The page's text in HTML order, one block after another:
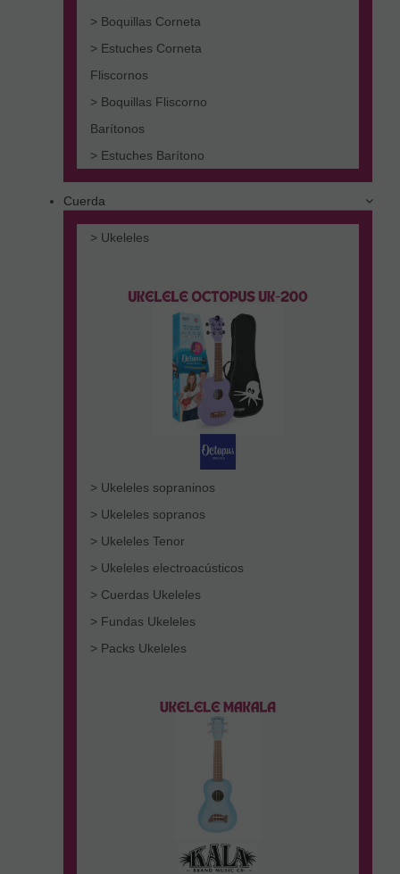
> Boquillas Corneta
> Estuches Corneta
Fliscornos
> Boquillas Fliscorno
Barítonos
> Estuches Barítono
Cuerda
> Ukeleles
> Ukeleles sopraninos
> Ukeleles sopranos
> Ukeleles Tenor
> Ukeleles electroacústicos
> Cuerdas Ukeleles
> Fundas Ukeleles
> Packs Ukeleles